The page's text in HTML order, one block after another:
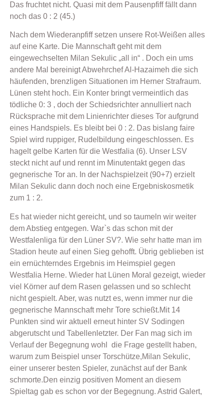
Das fruchtet nicht. Quasi mit dem Pausenpfiff fällt dann
noch das 0 : 2 (45.)
Nach dem Wiederanpfiff setzen unsere Rot-Weißen alles
auf eine Karte. Die Mannschaft geht mit dem
eingewechselten Milan Sekulic „all in“ . Doch ein ums
andere Mal bereinigt Abwehrchef Al-Hazaimeh die sich
häufenden, brenzligen Situationen im Herner Strafraum.
Lünen steht hoch. Ein Konter bringt vermeintlich das
tödliche 0: 3 , doch der Schiedsrichter annulliert nach
Rücksprache mit dem Linienrichter dieses Tor aufgrund
eines Handspiels. Es bleibt bei 0 : 2. Das bislang faire
Spiel wird ruppiger, Rudelbildung eingeschlossen. Es
hagelt gelbe Karten für die Westfalia (6). Unser LSV
steckt nicht auf und rennt im Minutentakt gegen das
gegnerische Tor an. In der Nachspielzeit (90+7) erzielt
Milan Sekulic dann doch noch eine Ergebniskosmetik
zum 1 : 2.
Es hat wieder nicht gereicht, und so taumeln wir weiter
dem Abstieg entgegen. War`s das schon mit der
Westfalenliga für den Lüner SV?. Wie sehr hatte man im
Stadion heute auf einen Sieg gehofft. Übrig geblieben ist
ein ernüchterndes Ergebnis im Heimspiel gegen
Westfalia Herne. Wieder hat Lünen Moral gezeigt, wieder
viel Körner auf dem Rasen gelassen und so schlecht
nicht gespielt. Aber, was nutzt es, wenn immer nur die
gegnerische Mannschaft mehr Tore schießt.Mit 14
Punkten sind wir aktuell erneut hinter SV Sodingen
abgerutscht und Tabellenletzter. Der Fan mag sich im
Verlauf der Begegnung wohl die Frage gestellt haben,
warum zum Beispiel unser Torschütze,Milan Sekulic,
einer unserer besten Spieler, zunächst auf der Bank
schmorte.Den einzig positiven Moment an diesem
Spieltag gab es schon vor der Begegnung. Astrid Galert,